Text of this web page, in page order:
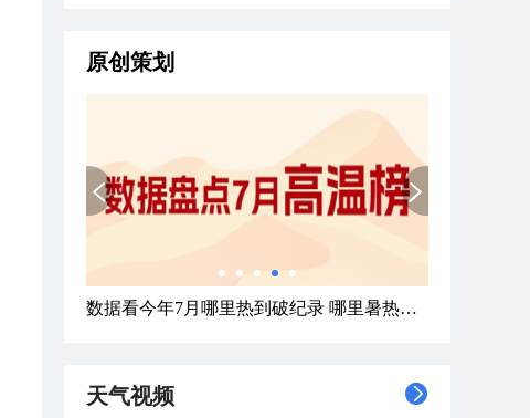
原创策划
数据看今年7月哪里热到破纪录 哪里暑热连轴转
天气视频